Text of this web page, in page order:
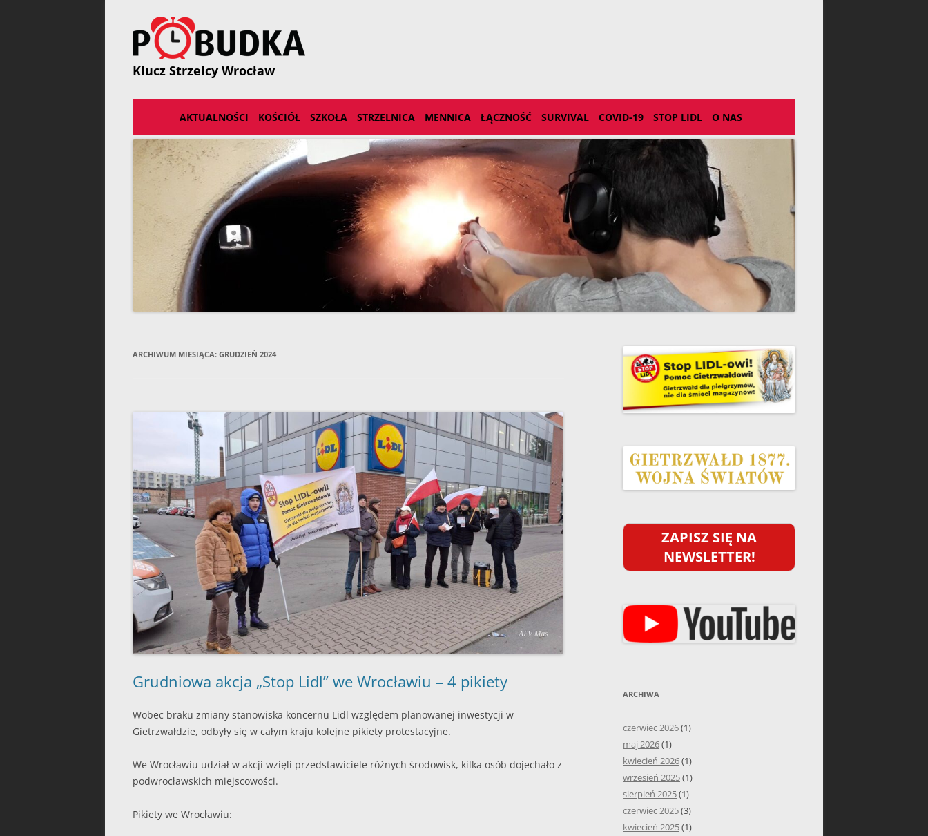
treści
Klucz Strzelcy Wrocław
AKTUALNOŚCI KOŚCIÓŁ SZKOŁA STRZELNICA MENNICA ŁĄCZNOŚĆ SURVIVAL COVID-19 STOP LIDL O NAS
ARCHIWUM MIESIĄCA: GRUDZIEŃ 2024
Grudniowa akcja „Stop Lidl” we Wrocławiu – 4 pikiety
Wobec braku zmiany stanowiska koncernu Lidl względem planowanej inwestycji w
Gietrzwałdzie, odbyły się w całym kraju kolejne pikiety protestacyjne.
We Wrocławiu udział w akcji wzięli przedstawiciele różnych środowisk, kilka osób dojechało z
podwrocławskich miejscowości.
Pikiety we Wrocławiu:
ZAPISZ SIĘ NA
NEWSLETTER!
ARCHIWA
czerwiec 2026(1)
maj 2026(1)
kwiecień 2026(1)
wrzesień 2025(1)
sierpień 2025(1)
czerwiec 2025(3)
kwiecień 2025(1)